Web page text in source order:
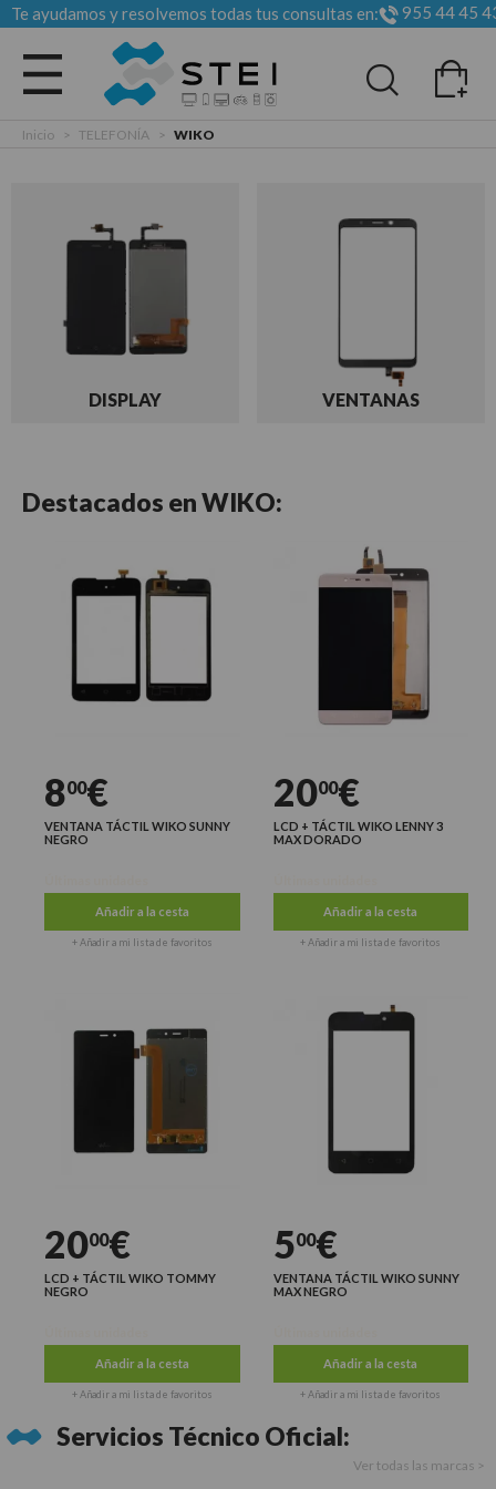
Te ayudamos y resolvemos todas tus consultas en: 955 44 45
Todas las categorias
Inicio > TELEFONÍA > WIKO
DISPLAY VENTANAS
Destacados enWIKO:
800€
VENTANA TÁCTIL WIKO SUNNY
NEGRO
Añadir a la cesta
+ Añadir a mi lista de favoritos
2000€
LCD + TÁCTIL WIKO LENNY 3
MAX DORADO
Añadir a la cesta
+ Añadir a mi lista de favoritos
2000€
LCD + TÁCTIL WIKO TOMMY
NEGRO
Añadir a la cesta
+ Añadir a mi lista de favoritos
500€
VENTANA TÁCTIL WIKO SUNNY
MAX NEGRO
Añadir a la cesta
+ Añadir a mi lista de favoritos
Servicios Técnico Oficial:
Ver todas las marcas >